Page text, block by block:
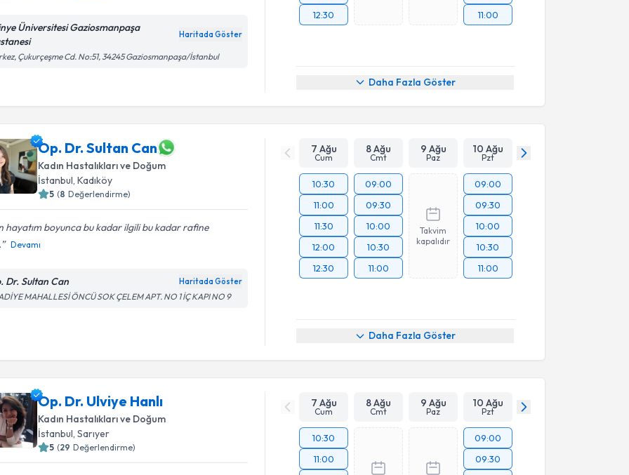
Üniversitesi Gaziosmanpaşa
Haritada Göster
Çukurçeşme Cd. No:51, 34245 Gaziosmanpaşa/İstanbul
12:30
11:00
Daha Fazla Göster
Op. Dr. Sultan Can
Kadın Hastalıkları ve Doğum
İstanbul, Kadıköy
5 (8 Değerlendirme)
hayatım boyunca bu kadar ilgili bu kadar rafine
Devamı
Dr. Sultan Can Haritada Göster
MAHALLESİ ÖNCÜ SOK ÇELEM APT. NO 1 İÇ KAPI NO 9
7 Ağu
Cum
8 Ağu
Cmt
9 Ağu
Paz
10 Ağu
Pzt
10:30
11:00
11:30
12:00
12:30
09:00
09:30
10:00
10:30
11:00
Takvim
kapalıdır
09:00
09:30
10:00
10:30
11:00
Daha Fazla Göster
Op. Dr. Ulviye Hanlı
Kadın Hastalıkları ve Doğum
İstanbul , Sarıyer
5 (29 Değerlendirme)
7 Ağu
Cum
8 Ağu
Cmt
9 Ağu
Paz
10 Ağu
Pzt
10:30
11:00
09:00
09:30